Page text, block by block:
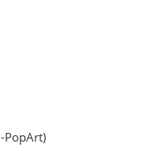
PopArt)